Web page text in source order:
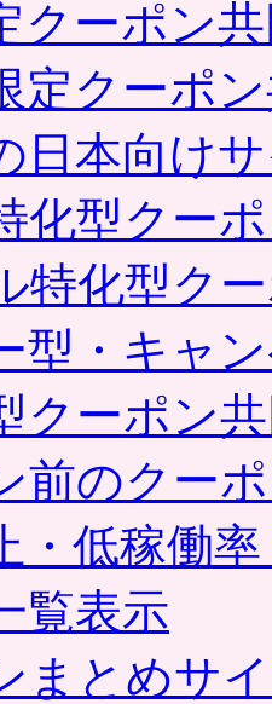
クーポン
定クーポ
日本向け
化型クー
特化型ク
型・キャ
クーポン
前のクー
・低稼働
覧表示
まとめサ